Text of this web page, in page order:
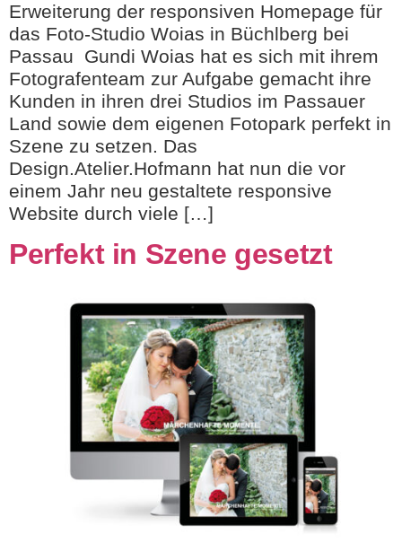
Erweiterung der responsiven Homepage für
das Foto-Studio Woias in Büchlberg bei
Passau Gundi Woias hat es sich mit ihrem
Fotografenteam zur Aufgabe gemacht ihre
Kunden in ihren drei Studios im Passauer
Land sowie dem eigenen Fotopark perfekt in
Szene zu setzen. Das
Design.Atelier.Hofmann hat nun die vor
einem Jahr neu gestaltete responsive
Website durch viele […]
Perfekt in Szene gesetzt